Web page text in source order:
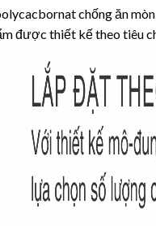
chống ăn
được thiết kế theo tiêu